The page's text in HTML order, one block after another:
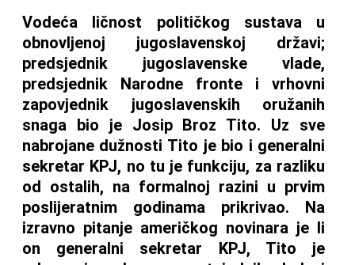
Vodeća ličnost političkog sustava u
obnovljenoj jugoslavenskoj državi;
predsjednik jugoslavenske vlade,
predsjednik Narodne fronte i vrhovni
zapovjednik jugoslavenskih oružanih
snaga bio je Josip Broz Tito. Uz sve
nabrojane dužnosti Tito je bio i generalni
sekretar KPJ, no tu je funkciju, za razliku
od ostalih, na formalnoj razini u prvim
poslijeratnim godinama prikrivao. Na
izravno pitanje američkog novinara je li
on generalni sekretar KPJ, Tito je